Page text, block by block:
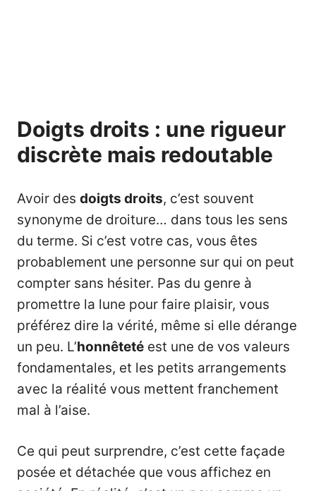
Doigts droits : une rigueur
discrète mais redoutable
Avoir des doigts droits, c’est souvent
synonyme de droiture… dans tous les sens
du terme. Si c’est votre cas, vous êtes
probablement une personne sur qui on peut
compter sans hésiter. Pas du genre à
promettre la lune pour faire plaisir, vous
préférez dire la vérité, même si elle dérange
un peu. L’honnêteté est une de vos valeurs
fondamentales, et les petits arrangements
avec la réalité vous mettent franchement
mal à l’aise.
Ce qui peut surprendre, c’est cette façade
posée et détachée que vous affichez en